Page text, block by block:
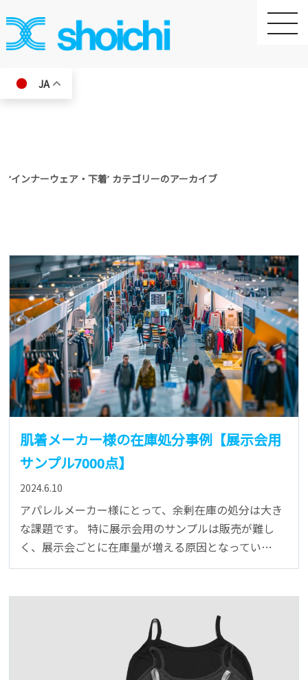
toggle
JA
‘インナーウェア・下着’ カテゴリーのアーカイブ
肌着メーカー様の在庫処分事例【展示会用
サンプル7000点】
2024.6.10
アパレルメーカー様にとって、余剰在庫の処分は大き
な課題です。 特に展示会用のサンプルは販売が難し
く、展示会ごとに在庫量が増える原因となってい…